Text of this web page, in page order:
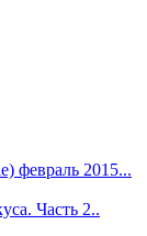
февраль 2015...
Часть 2..